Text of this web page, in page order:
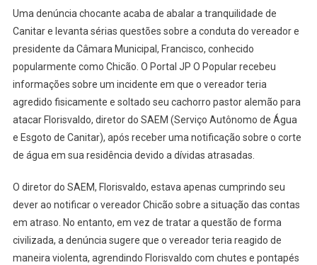
Uma denúncia chocante acaba de abalar a tranquilidade de
Canitar e levanta sérias questões sobre a conduta do vereador e
presidente da Câmara Municipal, Francisco, conhecido
popularmente como Chicão. O Portal JP O Popular recebeu
informações sobre um incidente em que o vereador teria
agredido fisicamente e soltado seu cachorro pastor alemão para
atacar Florisvaldo, diretor do SAEM (Serviço Autônomo de Água
e Esgoto de Canitar), após receber uma notificação sobre o corte
de água em sua residência devido a dívidas atrasadas.
O diretor do SAEM, Florisvaldo, estava apenas cumprindo seu
dever ao notificar o vereador Chicão sobre a situação das contas
em atraso. No entanto, em vez de tratar a questão de forma
civilizada, a denúncia sugere que o vereador teria reagido de
maneira violenta, agrendindo Florisvaldo com chutes e pontapés